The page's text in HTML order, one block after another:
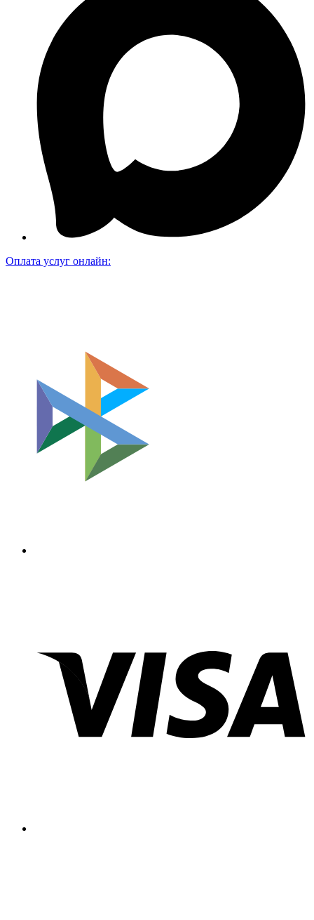
Оплата услуг онлайн: